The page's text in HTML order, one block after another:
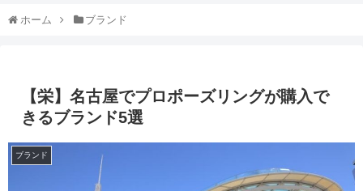
ホーム ブランド
【栄】名古屋でプロポーズリングが購入で
きるブランド5選
ブランド